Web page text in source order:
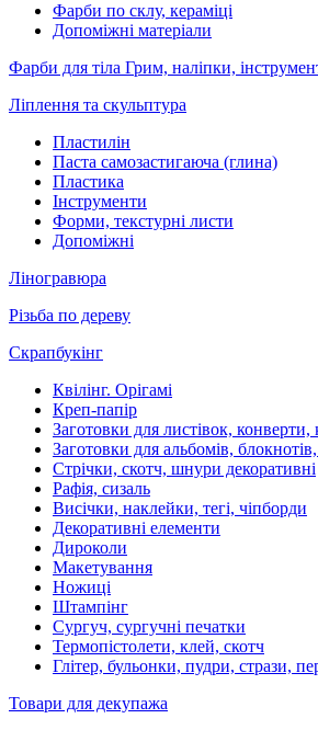
Фарби по склу, кераміці
Допоміжні матеріали
Фарби для тіла Грим, наліпки,
Ліплення та скульптура
Пластилін
Паста самозастигаюча (глина)
Пластика
Інструменти
Форми, текстурні листи
Допоміжні
Ліногравюра
Різьба по дереву
Скрапбукінг
Квілінг. Орігамі
Креп-папір
Заготовки для листівок, конверти,
Заготовки для альбомів,
Стрічки, скотч, шнури декоративні
Рафія, сизаль
Висічки, наклейки, тегі, чіпборди
Декоративні елементи
Дироколи
Макетування
Ножиці
Штампінг
Сургуч, сургучні печатки
Термопістолети, клей, скотч
Глітер, бульонки, пудри, стрази,
Товари для декупажа